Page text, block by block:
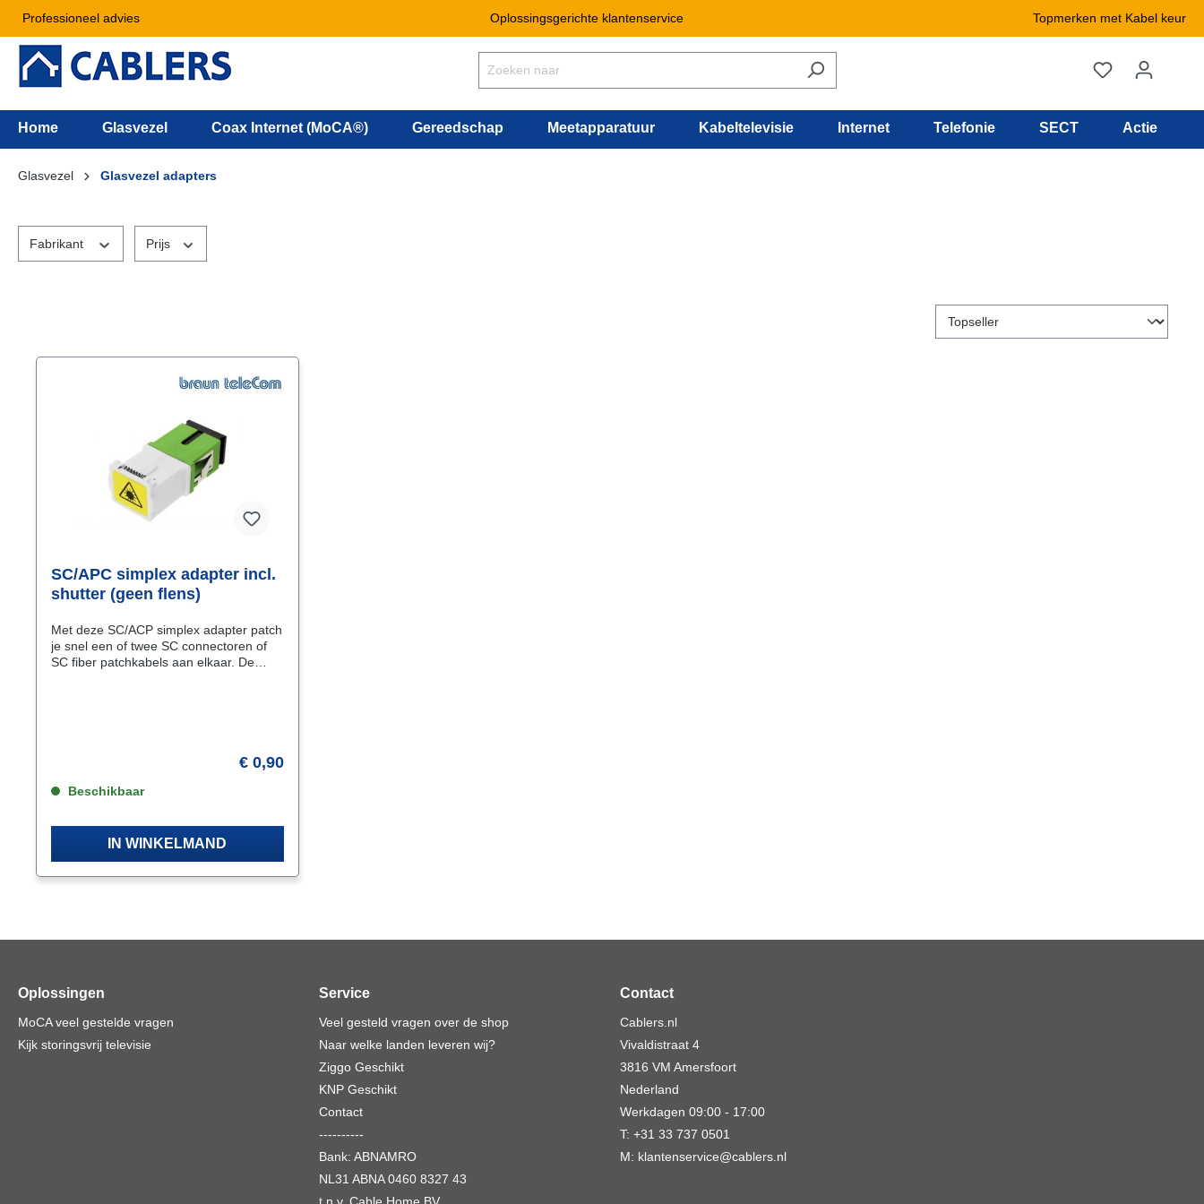
Professioneel advies Oplossingsgerichte klantenservice Topmerken met Kabel keur
Home Glasvezel Coax Internet (MoCA®) Gereedschap Meetapparatuur Kabeltelevisie Internet Telefonie SECT Actie
Glasvezel Glasvezel adapters
Fabrikant Prijs
SC/APC simplex adapter incl.
shutter (geen flens)
Met deze SC/ACP simplex adapter patch
je snel een of twee SC connectoren of
SC fiber patchkabels aan elkaar. De
simplex adapter is uitstekend geschikt
het ontbreken van de flens links en
rechts van de adapter. Kenmerken Met
€ 0,90
Beschikbaar
IN WINKELMAND
Oplossingen
MoCA veel gestelde vragen
Kijk storingsvrij televisie
Service
Veel gesteld vragen over de shop
Naar welke landen leveren wij?
Ziggo Geschikt
KNP Geschikt
Contact
----------
Bank: ABNAMRO
NL31 ABNA 0460 8327 43
Contact
Cablers.nl
Vivaldistraat 4
3816 VM Amersfoort
Nederland
Werkdagen 09:00 - 17:00
T: +31 33 737 0501
M: klantenservice@cablers.nl